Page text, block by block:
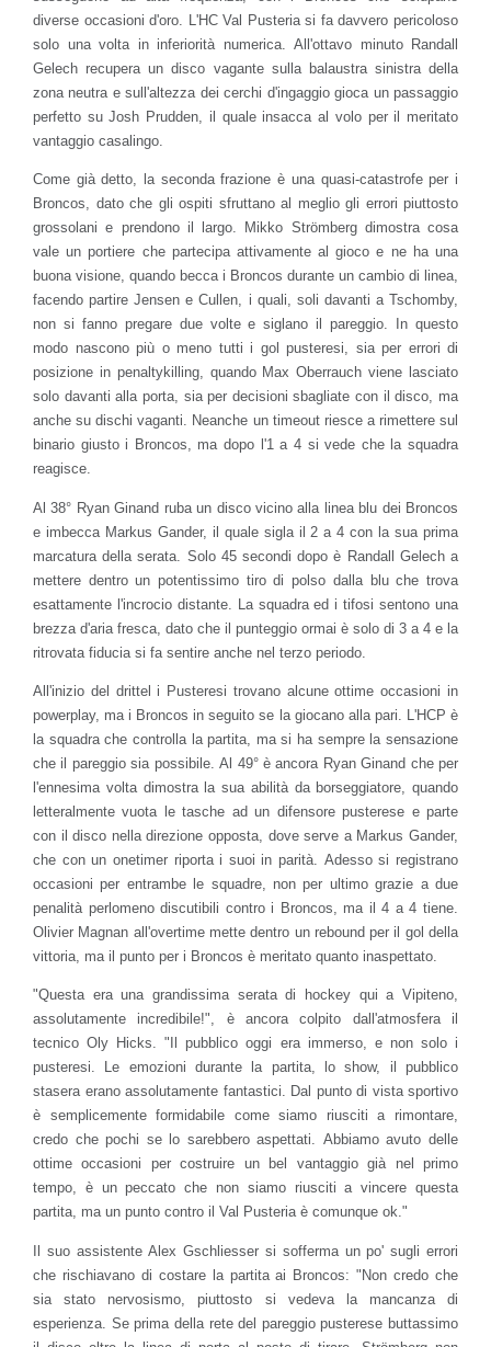
diverse occasioni d'oro. L'HC Val Pusteria si fa davvero pericoloso
solo una volta in inferiorità numerica. All'ottavo minuto Randall
Gelech recupera un disco vagante sulla balaustra sinistra della
zona neutra e sull'altezza dei cerchi d'ingaggio gioca un passaggio
perfetto su Josh Prudden, il quale insacca al volo per il meritato
vantaggio casalingo.
Come già detto, la seconda frazione è una quasi-catastrofe per i
Broncos, dato che gli ospiti sfruttano al meglio gli errori piuttosto
grossolani e prendono il largo. Mikko Strömberg dimostra cosa
vale un portiere che partecipa attivamente al gioco e ne ha una
buona visione, quando becca i Broncos durante un cambio di linea,
facendo partire Jensen e Cullen, i quali, soli davanti a Tschomby,
non si fanno pregare due volte e siglano il pareggio. In questo
modo nascono più o meno tutti i gol pusteresi, sia per errori di
posizione in penaltykilling, quando Max Oberrauch viene lasciato
solo davanti alla porta, sia per decisioni sbagliate con il disco, ma
anche su dischi vaganti. Neanche un timeout riesce a rimettere sul
binario giusto i Broncos, ma dopo l'1 a 4 si vede che la squadra
reagisce.
Al 38° Ryan Ginand ruba un disco vicino alla linea blu dei Broncos
e imbecca Markus Gander, il quale sigla il 2 a 4 con la sua prima
marcatura della serata. Solo 45 secondi dopo è Randall Gelech a
mettere dentro un potentissimo tiro di polso dalla blu che trova
esattamente l'incrocio distante. La squadra ed i tifosi sentono una
brezza d'aria fresca, dato che il punteggio ormai è solo di 3 a 4 e la
ritrovata fiducia si fa sentire anche nel terzo periodo.
All'inizio del drittel i Pusteresi trovano alcune ottime occasioni in
powerplay, ma i Broncos in seguito se la giocano alla pari. L'HCP è
la squadra che controlla la partita, ma si ha sempre la sensazione
che il pareggio sia possibile. Al 49° è ancora Ryan Ginand che per
l'ennesima volta dimostra la sua abilità da borseggiatore, quando
letteralmente vuota le tasche ad un difensore pusterese e parte
con il disco nella direzione opposta, dove serve a Markus Gander,
che con un onetimer riporta i suoi in parità. Adesso si registrano
occasioni per entrambe le squadre, non per ultimo grazie a due
penalità perlomeno discutibili contro i Broncos, ma il 4 a 4 tiene.
Olivier Magnan all'overtime mette dentro un rebound per il gol della
vittoria, ma il punto per i Broncos è meritato quanto inaspettato.
"Questa era una grandissima serata di hockey qui a Vipiteno,
assolutamente incredibile!", è ancora colpito dall'atmosfera il
tecnico Oly Hicks. "Il pubblico oggi era immerso, e non solo i
pusteresi. Le emozioni durante la partita, lo show, il pubblico
stasera erano assolutamente fantastici. Dal punto di vista sportivo
è semplicemente formidabile come siamo riusciti a rimontare,
credo che pochi se lo sarebbero aspettati. Abbiamo avuto delle
ottime occasioni per costruire un bel vantaggio già nel primo
tempo, è un peccato che non siamo riusciti a vincere questa
partita, ma un punto contro il Val Pusteria è comunque ok."
Il suo assistente Alex Gschliesser si sofferma un po' sugli errori
che rischiavano di costare la partita ai Broncos: "Non credo che
sia stato nervosismo, piuttosto si vedeva la mancanza di
esperienza. Se prima della rete del pareggio pusterese buttassimo